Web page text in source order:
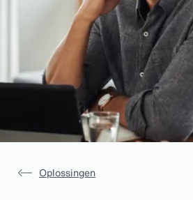
Insurance
Benefits
Pay Transparency
Parametrics
Risk Management
Oplossingen